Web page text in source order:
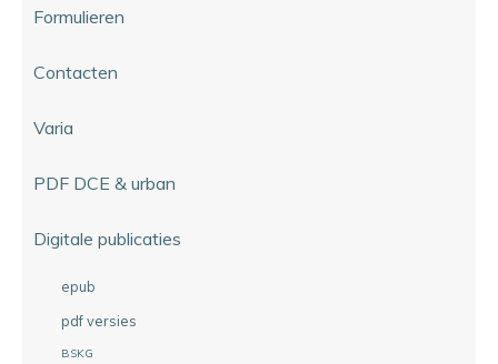
Formulieren
Contacten
Varia
PDF DCE & urban
Digitale publicaties
epub
pdf versies
BSKG